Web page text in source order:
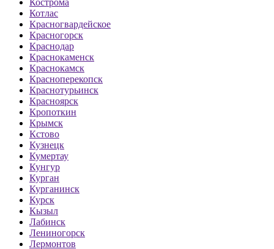
Кострома
Котлас
Красногвардейское
Красногорск
Краснодар
Краснокаменск
Краснокамск
Красноперекопск
Краснотурьинск
Красноярск
Кропоткин
Крымск
Кстово
Кузнецк
Кумертау
Кунгур
Курган
Курганинск
Курск
Кызыл
Лабинск
Лениногорск
Лермонтов